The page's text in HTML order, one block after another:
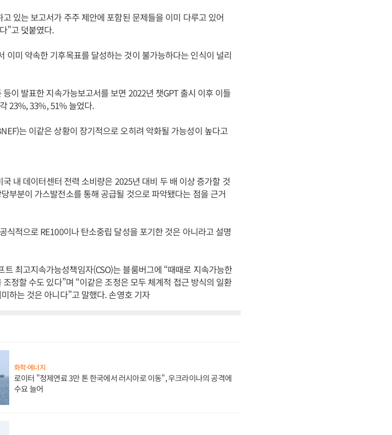
있는 보고서가 주주 제안에 포함된 문제들을 이미 다루고 있어
”고 덧붙였다.
이미 약속한 기후목표를 달성하는 것이 불가능하다는 인식이 널리
이 발표한 지속가능보고서를 보면 2022년 챗GPT 출시 이후 이들
23%, 33%, 51% 늘었다.
는 이같은 상황이 장기적으로 오히려 악화될 가능성이 높다고
내 데이터센터 전력 소비량은 2025년 대비 두 배 이상 증가할 것
부분이 가스발전소를 통해 공급될 것으로 파악됐다는 점을 근거
식적으로 RE100이나 탄소중립 달성을 포기한 것은 아니라고 설명
트 최고지속가능성책임자(CSO)는 블룸버그에 “때때로 지속가능한
정할 수도 있다”며 “이같은 조정은 모두 체계적 접근 방식의 일환
하는 것은 아니다”고 말했다. 손영호 기자
화학·에너지
로이터 "정제연료 3만 톤 한국에서 러시아로 이동", 우크라이나의 공격에
수요 늘어